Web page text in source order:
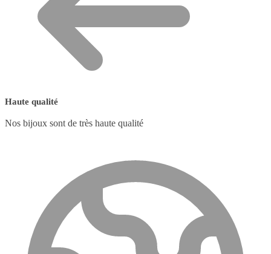
Haute qualité
Nos bijoux sont de très haute qualité